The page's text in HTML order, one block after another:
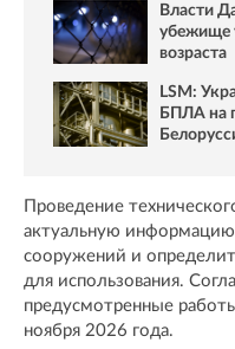
Власти
убежище
возраста
LSM:
БПЛА на
Проведение
актуальную информацию
сооружений и
для использования.
предусмотренные
ноября 2026 года.